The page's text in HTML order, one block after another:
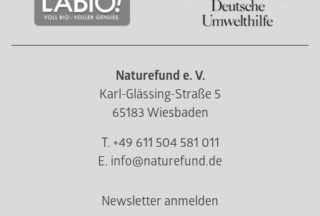
Naturefund e. V.
Karl-Glässing-Straße 5
65183 Wiesbaden
T. +49 611 504 581 011
E. info@naturefund.de
Newsletter anmelden